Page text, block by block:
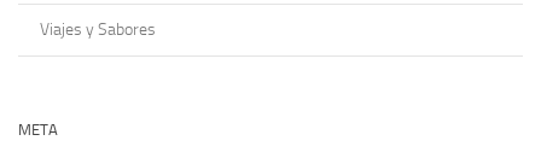
Viajes y Sabores
META